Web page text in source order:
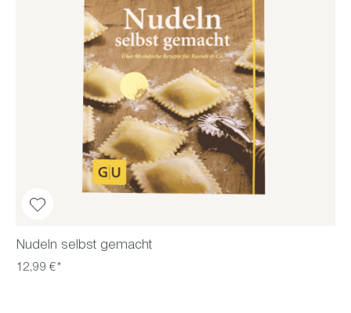
Nudeln selbst gemacht
12,99 €*